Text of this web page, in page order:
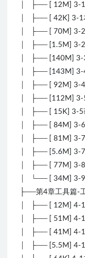
│ ├── [ 12M] 3-
│ ├── [ 42K] 3-1
│ ├── [ 70M] 3-
│ ├── [1.5M] 3-
│ ├── [140M] 3-
│ ├── [143M] 3-4
│ ├── [ 92M] 3-4
│ ├── [112M] 3-5
│ ├── [ 15K] 3-5
│ ├── [ 84M] 3-6
│ ├── [ 81M] 3-7
│ ├── [5.6M] 3-7
│ ├── [ 77M] 3-8
│ └── [ 34M] 3-9
├──第4章工具篇-
│ ├── [ 12M] 4-
│ ├── [ 51M] 4-
│ ├── [ 41M] 4-
│ ├── [5.5M] 4-